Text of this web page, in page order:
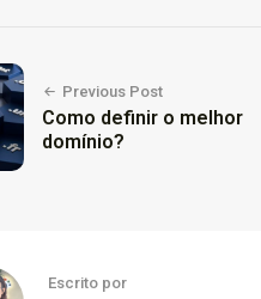
Previous Post
Como definir o melhor
domínio?
Escrito por